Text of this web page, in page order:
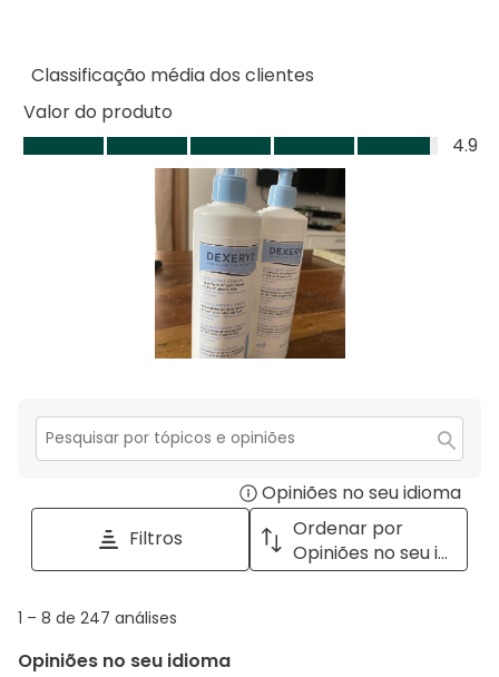
Classificação média dos clientes
Valor do produto
Valor
4.9
Secção
Opiniões no seu idioma
a
with
Filtros
Ordenar por
Opiniões no seu idioma
1
8
1 – 8 de 247 análises
Opiniões no seu idioma